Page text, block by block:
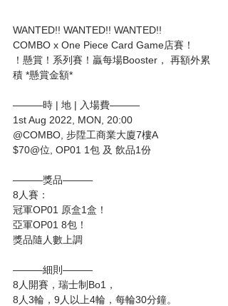
WANTED!! WANTED!! WANTED!!
COMBO x One Piece Card Game店賽！
！懸賞！系列賽！贏每場Booster， 再額外累
積 *懸賞金額*
———時 | 地 | 入場費———
1st Aug 2022, MON, 20:00
@COMBO, 步陞工商業大廈7樓A
$70@位, OP01 1包 及 飲品1份
———獎品———
8人賽：
冠軍OP01 原盒1盒！
亞軍OP01 8包！
獎品隨人數上調
———細則———
8人開賽，瑞士制Bo1，
8人3輪，9人以上4輪，每輪30分鐘。